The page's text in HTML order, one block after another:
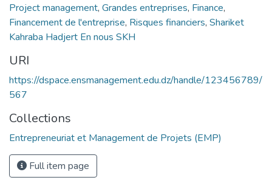
Project management, Grandes entreprises, Finance,
Financement de l'entreprise, Risques financiers, Shariket
Kahraba Hadjert En nous SKH
URI
https://dspace.ensmanagement.edu.dz/handle/123456789/
567
Collections
Entrepreneuriat et Management de Projets (EMP)
Full item page